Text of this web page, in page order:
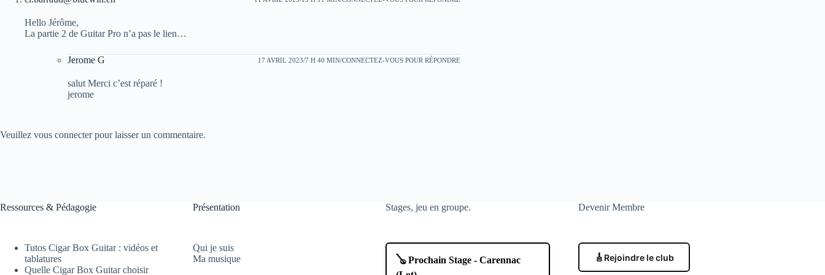
Hello Jérôme,
La partie 2 de Guitar Pro n’a pas le lien…
Jerome G 17 AVRIL 2023/7 H 40 MIN CONNECTEZ-VOUS POUR RÉPONDRE
salut Merci c’est réparé !
jerome
Veuillez vous connecter pour laisser un commentaire.
Ressources & Pédagogie
Tutos Cigar Box Guitar : vidéos et
tablatures
Quelle Cigar Box Guitar choisir
Présentation
Qui je suis
Ma musique
Stages, jeu en groupe.
🪕 Prochain Stage - Carennac
Devenir Membre
🎸 Rejoindre le club